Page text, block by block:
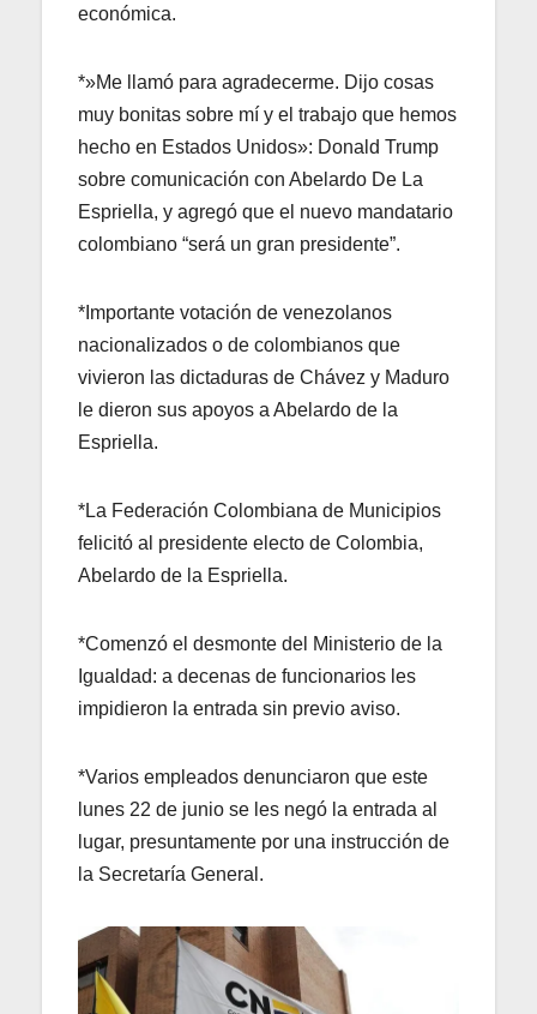
económica.
*»Me llamó para agradecerme. Dijo cosas
muy bonitas sobre mí y el trabajo que hemos
hecho en Estados Unidos»: Donald Trump
sobre comunicación con Abelardo De La
Espriella, y agregó que el nuevo mandatario
colombiano “será un gran presidente”.
*Importante votación de venezolanos
nacionalizados o de colombianos que
vivieron las dictaduras de Chávez y Maduro
le dieron sus apoyos a Abelardo de la
Espriella.
*La Federación Colombiana de Municipios
felicitó al presidente electo de Colombia,
Abelardo de la Espriella.
*Comenzó el desmonte del Ministerio de la
Igualdad: a decenas de funcionarios les
impidieron la entrada sin previo aviso.
*Varios empleados denunciaron que este
lunes 22 de junio se les negó la entrada al
lugar, presuntamente por una instrucción de
la Secretaría General.